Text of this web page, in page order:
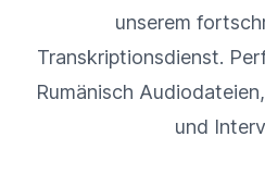
unserem
Transkriptionsdienst.
Rumänisch
und